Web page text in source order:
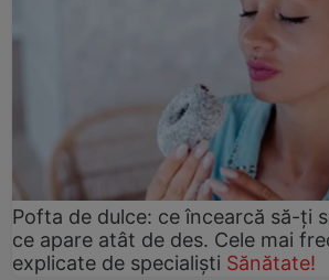
Pofta de dulce: ce încearcă să-ți
ce apare atât de des. Cele mai
explicate de specialiști Sănătate!